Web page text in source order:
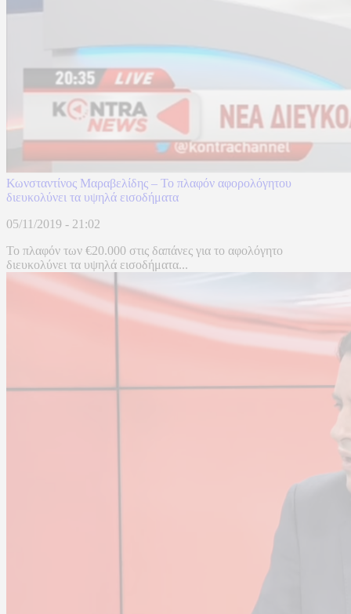
Κωνσταντίνος Μαραβελίδης – Το πλαφόν αφορολόγητου
διευκολύνει τα υψηλά εισοδήματα
05/11/2019 - 21:02
Το πλαφόν των €20.000 στις δαπάνες για το αφολόγητο
διευκολύνει τα υψηλά εισοδήματα...